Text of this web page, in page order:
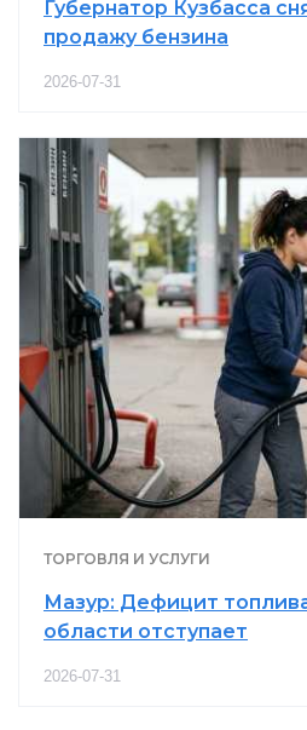
Губернатор Кузбасса
продажу бензина
2026-07-31
ТОРГОВЛЯ И УСЛУГИ
Мазур: Дефицит
области отступает
2026-07-31